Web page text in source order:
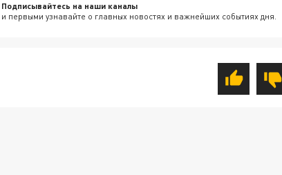
Подписывайтесь на наши каналы
и первыми узнавайте о главных новостях и важнейших событиях дня.